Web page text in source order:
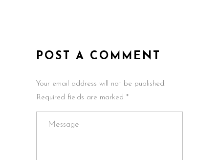
POST A COMMENT
Your email address will not be published.
Required fields are marked *